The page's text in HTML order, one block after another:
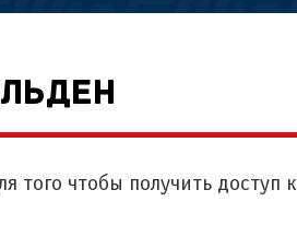
того чтобы получить доступ к